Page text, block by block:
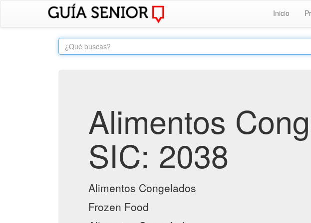
Inicio
Alimentos
SIC: 2038
Alimentos Congelados
Frozen Food